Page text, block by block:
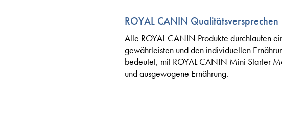
ROYAL CANIN Qualitätsversprechen
Alle ROYAL CANIN Produkte durchlaufen
gewährleisten und den individuellen
bedeutet, mit ROYAL CANIN Mini Starter
und ausgewogene Ernährung.